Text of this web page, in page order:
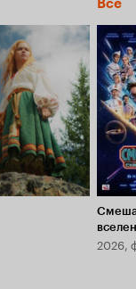
Все
2026,